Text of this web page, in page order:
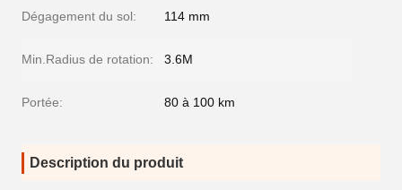
Dégagement du sol: 114 mm
Min.Radius de rotation: 3.6M
Portée: 80 à 100 km
Description du produit